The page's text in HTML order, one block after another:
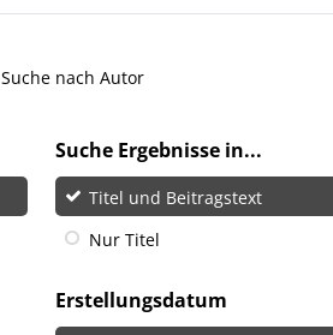
Suche nach Autor
Suche Ergebnisse in...
Titel und Beitragstext
Nur Titel
Erstellungsdatum